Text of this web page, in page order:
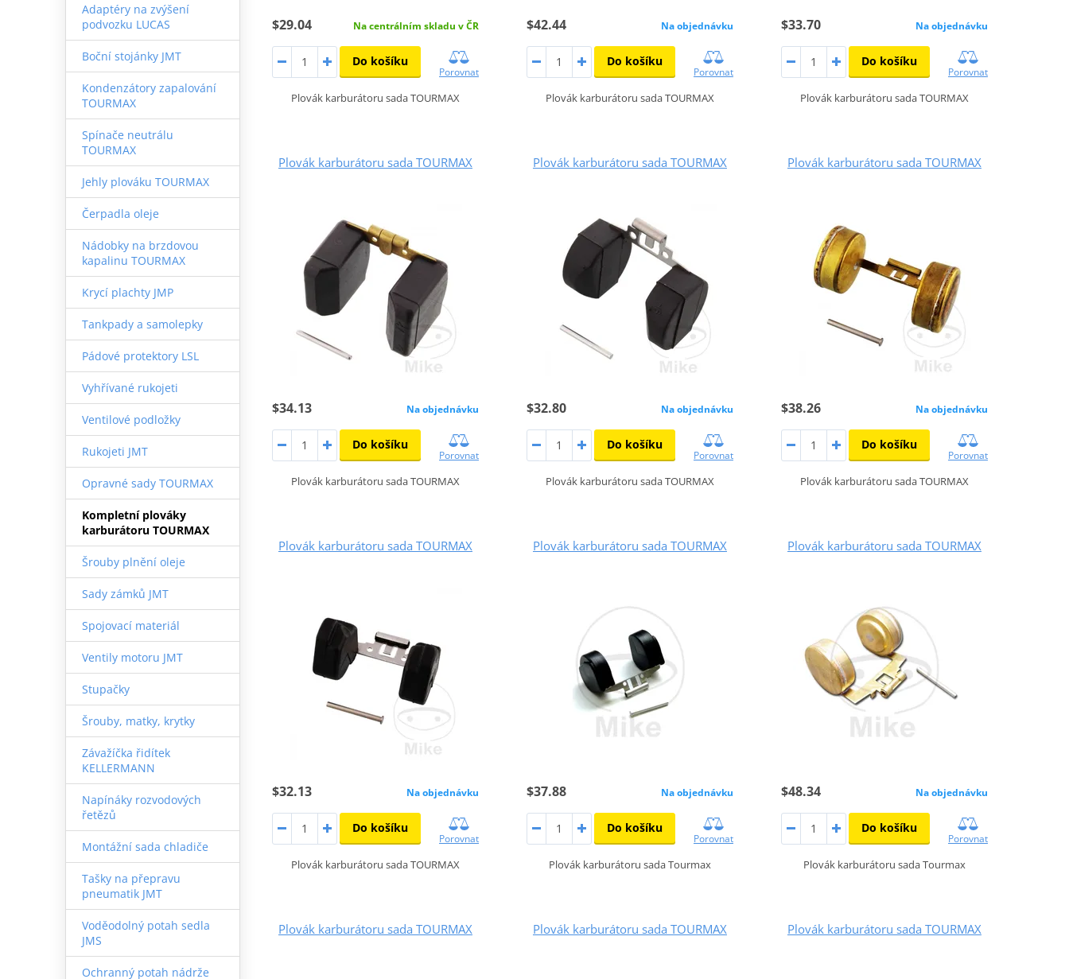
Adaptéry na zvýšení
podvozku LUCAS
Boční stojánky JMT
Kondenzátory zapalování
TOURMAX
Spínače neutrálu
TOURMAX
Jehly plováku TOURMAX
Čerpadla oleje
Nádobky na brzdovou
kapalinu TOURMAX
Krycí plachty JMP
Tankpady a samolepky
Pádové protektory LSL
Vyhřívané rukojeti
Ventilové podložky
Rukojeti JMT
Opravné sady TOURMAX
Kompletní plováky
karburátoru TOURMAX
Šrouby plnění oleje
Sady zámků JMT
Spojovací materiál
Ventily motoru JMT
Stupačky
Šrouby, matky, krytky
Závažíčka řidítek
KELLERMANN
Napínáky rozvodových
řetězů
Montážní sada chladiče
Tašky na přepravu
pneumatik JMT
Voděodolný potah sedla
JMS
Ochranný potah nádrže
$29.04 Na centrálním skladu v ČR
Do košíku
Porovnat
Plovák karburátoru sada TOURMAX
$42.44 Na objednávku
Do košíku
Porovnat
Plovák karburátoru sada TOURMAX
$33.70 Na objednávku
Do košíku
Porovnat
Plovák karburátoru sada TOURMAX
Plovák karburátoru sada TOURMAX
$34.13 Na objednávku
Do košíku
Porovnat
Plovák karburátoru sada TOURMAX
Plovák karburátoru sada TOURMAX
$32.80 Na objednávku
Do košíku
Porovnat
Plovák karburátoru sada TOURMAX
Plovák karburátoru sada TOURMAX
$38.26 Na objednávku
Do košíku
Porovnat
Plovák karburátoru sada TOURMAX
Plovák karburátoru sada TOURMAX
$32.13 Na objednávku
Do košíku
Porovnat
Plovák karburátoru sada TOURMAX
Plovák karburátoru sada TOURMAX
$37.88 Na objednávku
Do košíku
Porovnat
Plovák karburátoru sada Tourmax
Plovák karburátoru sada TOURMAX
$48.34 Na objednávku
Do košíku
Porovnat
Plovák karburátoru sada Tourmax
Plovák karburátoru sada TOURMAX Plovák karburátoru sada TOURMAX Plovák karburátoru sada TOURMAX